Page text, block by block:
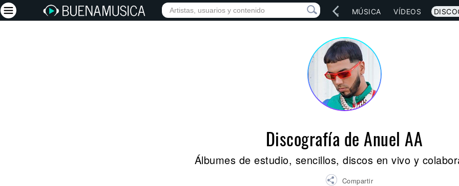
INICIO ARTISTAS RED SOCIAL MÚSICA VÍDEOS
Discografía de Anuel AA
Álbumes de estudio, sencillos, discos en vivo y
Compartir